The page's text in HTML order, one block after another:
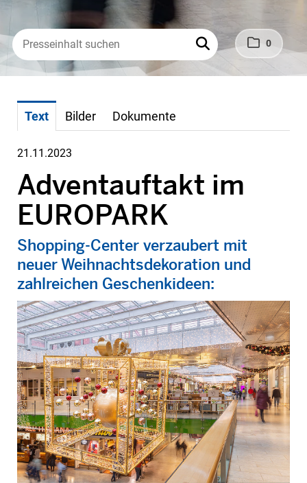
0
Text Bilder Dokumente
21.11.2023
Adventauftakt im
EUROPARK
Shopping-Center verzaubert mit
neuer Weihnachtsdekoration und
zahlreichen Geschenkideen: